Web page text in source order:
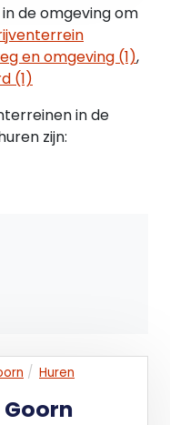
die recht
Indien
aan het
sprake
verhuur.
huurprijs,
verhoogd dat
gelijk aan 3
BTW.
7:230a BW
de omgeving om
en omgeving (1),
(1)
in de
zijn:
Huren
Goorn